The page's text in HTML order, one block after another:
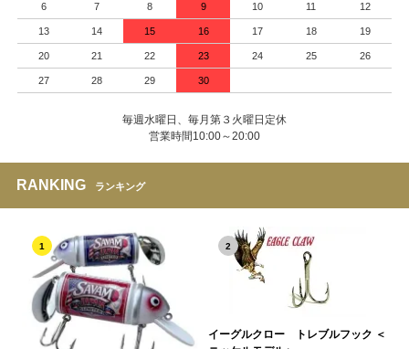
6 7 8 9 10 11 12
13 14 15 16 17 18 19
20 21 22 23 24 25 26
27 28 29 30
毎週水曜日、毎月第３火曜日定休
営業時間10:00～20:00
RANKING ランキング
1 2
イーグルクロー トレブルフック ＜